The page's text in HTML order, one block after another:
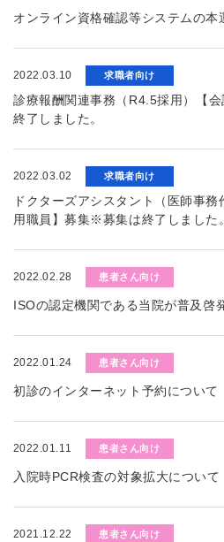
オンライン資格確認等システムの本
2022.03.10 求職者向け
診療報酬関連事務（R4.5採用）【
終了しました。
2022.03.02 求職者向け
ドクターズアシスタント（医師事
用職員】募集※募集は終了しました。
2022.02.28 患者さん向け
ISOの認定機関である当院が普及啓
2022.01.24 患者さん向け
初診のインターネット予約について
2022.01.11 患者さん向け
入院時PCR検査の対象拡大について
2021.12.22 患者さん向け